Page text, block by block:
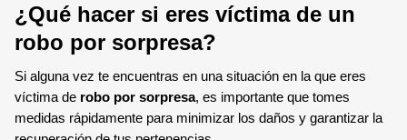
¿Qué hacer si eres víctima de un
robo por sorpresa?
Si alguna vez te encuentras en una situación en la que eres
víctima de robo por sorpresa, es importante que tomes
medidas rápidamente para minimizar los daños y garantizar la